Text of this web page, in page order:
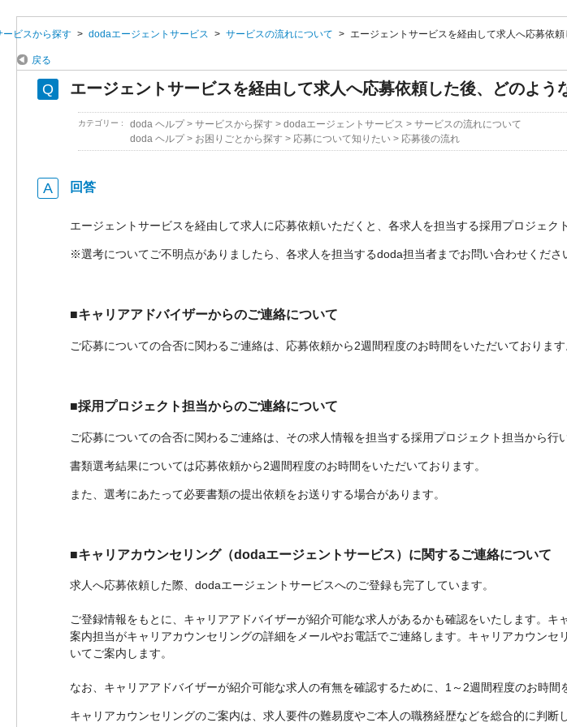
ービスから探す > dodaエージェントサービス > サービスの流れについて > エージェントサービスを経由して求人へ応募依
戻る
エージェントサービスを経由して求人へ応募依頼した後、どのよう
カテゴリー : doda ヘルプ> サービスから探す > dodaエージェントサービス > サービスの流れについて
doda ヘルプ> お困りごとから探す > 応募について知りたい > 応募後の流れ
回答
エージェントサービスを経由して求人に応募依頼いただくと、各求人を担当する採用プロジェク
※選考についてご不明点がありましたら、各求人を担当するdoda担当者までお問い合わせくださ
■キャリアアドバイザーからのご連絡について
ご応募についての合否に関わるご連絡は、応募依頼から2週間程度のお時間をいただいております
■採用プロジェクト担当からのご連絡について
ご応募についての合否に関わるご連絡は、その求人情報を担当する採用プロジェクト担当から行い
書類選考結果については応募依頼から2週間程度のお時間をいただいております。
また、選考にあたって必要書類の提出依頼をお送りする場合があります。
■キャリアカウンセリング（dodaエージェントサービス）に関するご連絡について
求人へ応募依頼した際、dodaエージェントサービスへのご登録も完了しています。
ご登録情報をもとに、キャリアアドバイザーが紹介可能な求人があるかも確認をいたします。
案内担当がキャリアカウンセリングの詳細をメールやお電話でご連絡します。キャリアカウン
いてご案内します。
なお、キャリアアドバイザーが紹介可能な求人の有無を確認するために、1～2週間程度のお時間
キャリアカウンセリングのご案内は、求人要件の難易度やご本人の職務経歴などを総合的に判